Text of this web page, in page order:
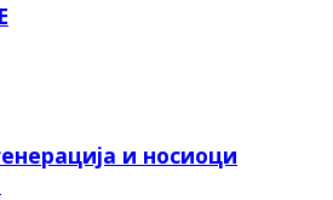
и носиоци